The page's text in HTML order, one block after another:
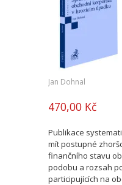
Jan Dohnal
470,00 Kč
Publikace
mít postupné
finančního stavu
podobu a rozsah
participujících na